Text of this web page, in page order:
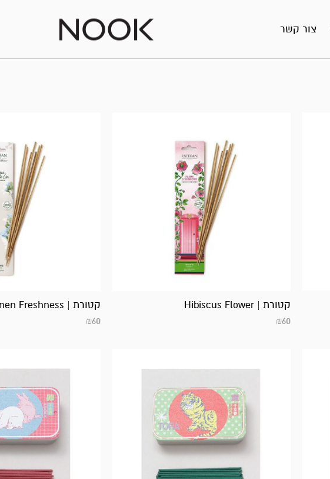
צור קשר
קטורת | Hibiscus Flower
₪60
קטורת | Linen Freshness
₪60